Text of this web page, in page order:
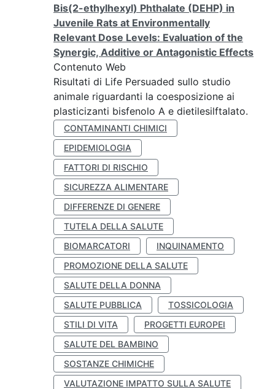
Bis(2-ethylhexyl) Phthalate (DEHP) in
Juvenile Rats at Environmentally
Relevant Dose Levels: Evaluation of the
Synergic, Additive or Antagonistic Effects
Contenuto Web
Risultati di Life Persuaded sullo studio
animale riguardanti la coesposizione ai
plasticizanti bisfenolo A e dietilesilftalato.
CONTAMINANTI CHIMICI
EPIDEMIOLOGIA
FATTORI DI RISCHIO
SICUREZZA ALIMENTARE
DIFFERENZE DI GENERE
TUTELA DELLA SALUTE
BIOMARCATORI
INQUINAMENTO
PROMOZIONE DELLA SALUTE
SALUTE DELLA DONNA
SALUTE PUBBLICA
TOSSICOLOGIA
STILI DI VITA
PROGETTI EUROPEI
SALUTE DEL BAMBINO
SOSTANZE CHIMICHE
VALUTAZIONE IMPATTO SULLA SALUTE